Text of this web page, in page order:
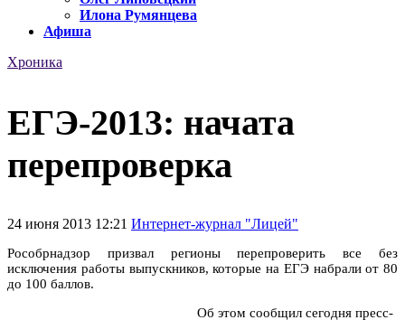
Илона Румянцева
Афиша
Хроника
ЕГЭ-2013: начата
перепроверка
24 июня 2013 12:21 Интернет-журнал "Лицей"
Рособрнадзор призвал регионы перепроверить все без
исключения работы выпускников, которые на ЕГЭ набрали от 80
до 100 баллов.
Об этом сообщил сегодня пресс-